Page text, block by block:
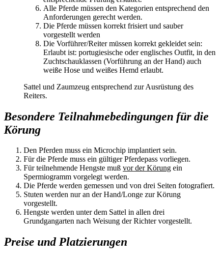
Alle Pferde müssen den Kategorien entsprechend den
Anforderungen gerecht werden.
Die Pferde müssen korrekt frisiert und sauber
vorgestellt werden
Die Vorführer/Reiter müssen korrekt gekleidet sein:
Erlaubt ist: portugiesische oder englisches Outfit, in den
Zuchtschauklassen (Vorführung an der Hand) auch
weiße Hose und weißes Hemd erlaubt.
Sattel und Zaumzeug entsprechend zur Ausrüstung des
Reiters.
Besondere Teilnahmebedingungen für die
Körung
Den Pferden muss ein Microchip implantiert sein.
Für die Pferde muss ein gültiger Pferdepass vorliegen.
Für teilnehmende Hengste muß vor der Körung ein
Spermiogramm vorgelegt werden.
Die Pferde werden gemessen und von drei Seiten fotografiert.
Stuten werden nur an der Hand/Longe zur Körung
vorgestellt.
Hengste werden unter dem Sattel in allen drei
Grundgangarten nach Weisung der Richter vorgestellt.
Preise und Platzierungen